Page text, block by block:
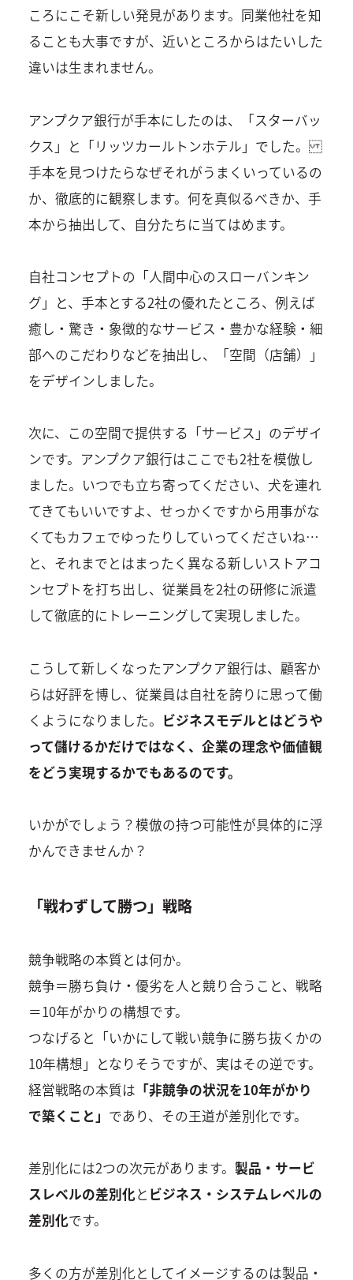
ころにこそ新しい発見があります。同業他社を知
ることも大事ですが、近いところからはたいした
違いは生まれません。
アンプクア銀行が手本にしたのは、「スターバッ
クス」と「リッツカールトンホテル」でした。
手本を見つけたらなぜそれがうまくいっているの
か、徹底的に観察します。何を真似るべきか、手
本から抽出して、自分たちに当てはめます。
自社コンセプトの「人間中心のスローバンキン
グ」と、手本とする2社の優れたところ、例えば
癒し・驚き・象徴的なサービス・豊かな経験・細
部へのこだわりなどを抽出し、「空間（店舗）」
をデザインしました。
次に、この空間で提供する「サービス」のデザイ
ンです。アンプクア銀行はここでも2社を模倣し
ました。いつでも立ち寄ってください、犬を連れ
てきてもいいですよ、せっかくですから用事がな
くてもカフェでゆったりしていってくださいね…
と、それまでとはまったく異なる新しいストアコ
ンセプトを打ち出し、従業員を2社の研修に派遣
して徹底的にトレーニングして実現しました。
こうして新しくなったアンプクア銀行は、顧客か
らは好評を博し、従業員は自社を誇りに思って働
くようになりました。 ビジネスモデルとはどうや
って儲けるかだけではなく、企業の理念や価値観
をどう実現するかでもあるのです。
いかがでしょう？模倣の持つ可能性が具体的に浮
かんできませんか？
「戦わずして勝つ」戦略
競争戦略の本質とは何か。
競争＝勝ち負け・優劣を人と競り合うこと、戦略
＝10年がかりの構想です。
つなげると「いかにして戦い競争に勝ち抜くかの
10年構想」となりそうですが、実はその逆です。
経営戦略の本質は 「非競争の状況を10年がかり
で築くこと」 であり、その王道が差別化です。
差別化には2つの次元があります。 製品・サービ
スレベルの差別化と ビジネス・システムレベルの
差別化です。
多くの方が差別化としてイメージするのは製品・